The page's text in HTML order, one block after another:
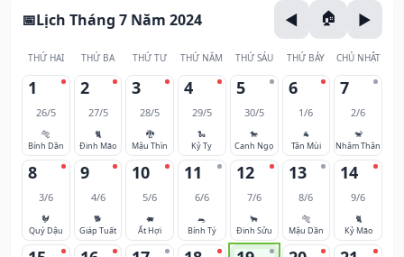
Lịch Tháng 7 Năm 2024
THỨ HAI THỨ BA THỨ TƯ THỨ NĂM THỨ SÁU THỨ BẢY CHỦ NHẬT
1
26/5
🐅
Bính Dần
2
27/5
🐈
Đinh Mão
3
28/5
🐉
Mậu Thìn
4
29/5
🐍
Kỷ Tỵ
5
30/5
🐎
Canh Ngọ
6
1/6
🐐
Tân Mùi
7
2/6
🐒
Nhâm Thân
8
3/6
🐓
Quý Dậu
9
4/6
🐕
Giáp Tuất
10
5/6
🐖
Ất Hợi
11
6/6
🐀
Bính Tý
12
7/6
🐂
Đinh Sửu
13
8/6
🐅
Mậu Dần
14
9/6
🐈
Kỷ Mão